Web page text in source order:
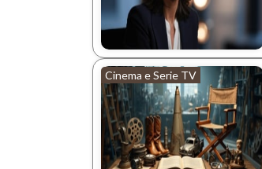
Cinema e Serie TV